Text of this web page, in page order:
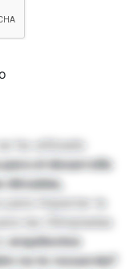
ha utilizado
el desarrollo
impactar la
las Olimpiadas
arquitectos
no lo recuerda?